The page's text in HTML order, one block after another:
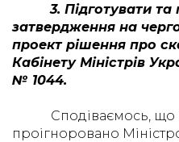
3. Підготувати
затвердження на
проект рішення про
Кабінету Міністрів
№ 1044.
Сподіваємось,
проігноровано